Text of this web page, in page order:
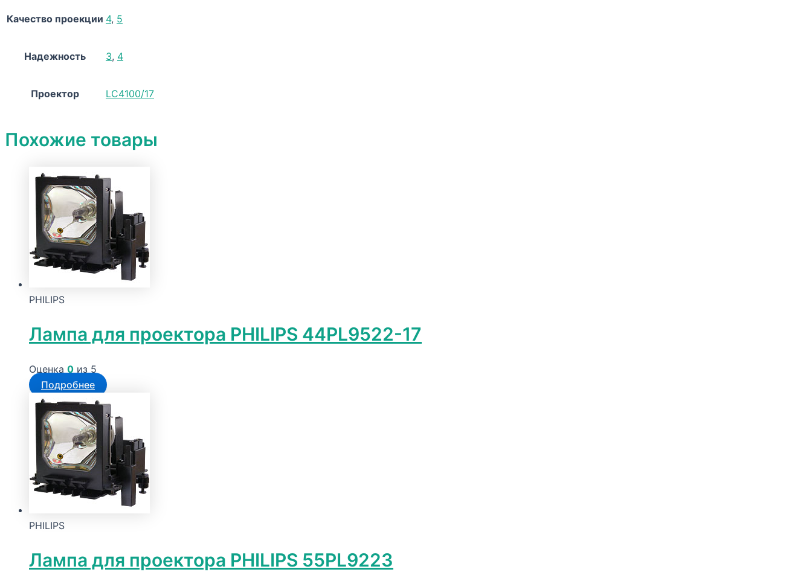
Качество проекции 4, 5
Надежность 3, 4
Проектор LC4100/17
Похожие товары
PHILIPS
Лампа для проектора PHILIPS 44PL9522-17
Оценка 0 из 5
Подробнее
PHILIPS
Лампа для проектора PHILIPS 55PL9223